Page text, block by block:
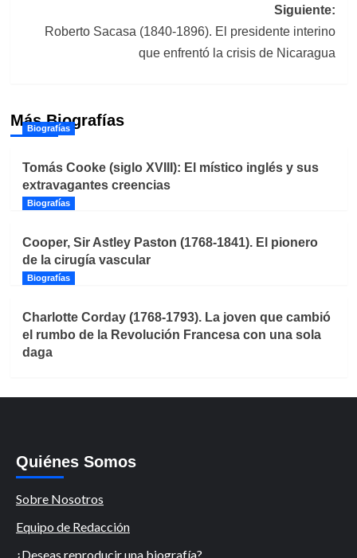
Siguiente:
Roberto Sacasa (1840-1896). El presidente interino
que enfrentó la crisis de Nicaragua
Más Biografías
Biografías
Tomás Cooke (siglo XVIII): El místico inglés y sus
extravagantes creencias
Biografías
Cooper, Sir Astley Paston (1768-1841). El pionero
de la cirugía vascular
Biografías
Charlotte Corday (1768-1793). La joven que cambió
el rumbo de la Revolución Francesa con una sola
daga
Quiénes Somos
Sobre Nosotros
Equipo de Redacción
¿Deseas reproducir una biografía?